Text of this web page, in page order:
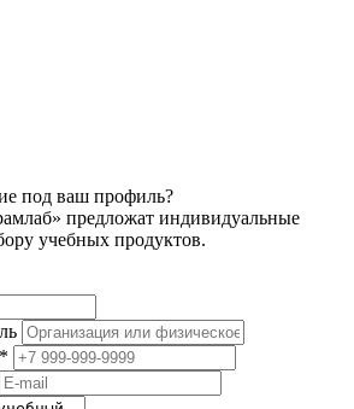
под ваш профиль?
предложат индивидуальные
учебных продуктов.
*